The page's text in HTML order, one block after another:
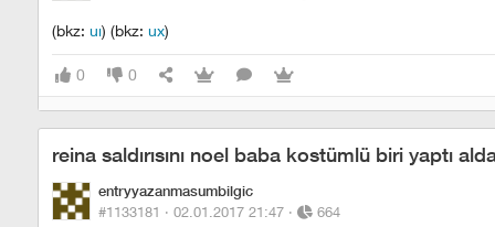
(bkz: ui) (bkz: ux)
0 0
reina saldırısını noel baba kostümlü biri yaptı
entryyazanmasumbilgic
#1133181 · 02.01.2017 21:47 · 664